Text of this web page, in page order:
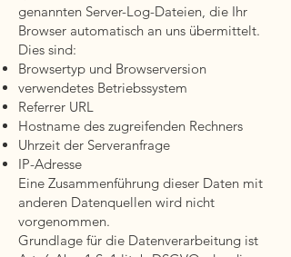
genannten Server-Log-Dateien, die Ihr
Browser automatisch an uns übermittelt.
Dies sind:
Browsertyp und Browserversion
verwendetes Betriebssystem
Referrer URL
Hostname des zugreifenden Rechners
Uhrzeit der Serveranfrage
IP-Adresse
Eine Zusammenführung dieser Daten mit
anderen Datenquellen wird nicht
vorgenommen.
Grundlage für die Datenverarbeitung ist